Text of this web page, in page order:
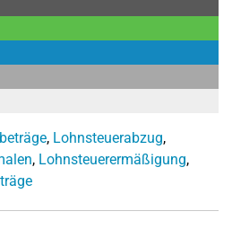
, Lohnsteuerabzug,
, Lohnsteuerermäßigung,